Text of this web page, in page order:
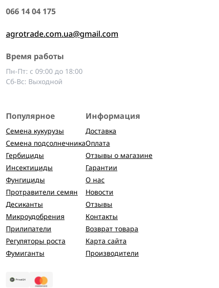
066 14 04 175
agrotrade.com.ua@gmail.com
Время работы
Пн-Пт: с 09:00 до 18:00
Сб-Вс: Выходной
Популярное
Семена кукурузы
Семена подсолнечника
Гербициды
Инсектициды
Фунгициды
Протравители семян
Десиканты
Микроудобрения
Прилипатели
Регуляторы роста
Фумиганты
Информация
Доставка
Оплата
Отзывы о магазине
Гарантии
О нас
Новости
Отзывы
Контакты
Возврат товара
Карта сайта
Производители